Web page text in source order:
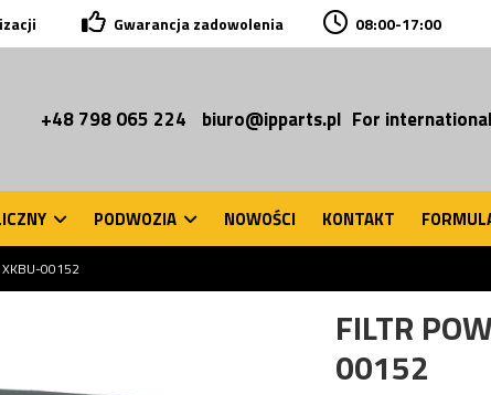
Gwarancja zadowolenia 08:00-17:00
+48 798 065 224 biuro@ipparts.pl For
PODWOZIA NOWOŚCI KONTAKT
XKBU-00152
FILTR
00152